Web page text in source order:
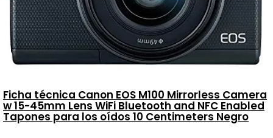
Ficha técnica Canon EOS M100 Mirrorless Camera
w 15-45mm Lens WiFi Bluetooth and NFC Enabled
Tapones para los oídos 10 Centimeters Negro